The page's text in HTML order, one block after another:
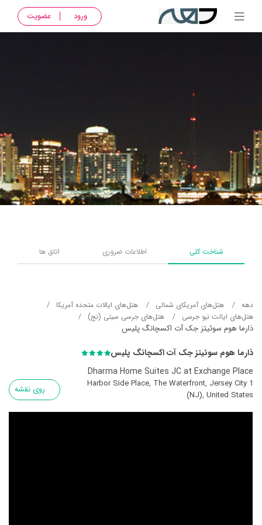
ورود عضویت
شناخت کلی اطلاعات ضروری اتاق ها
دهه هتل‌های آمریکای شمالی
هتل‌های ایالات متحده آمریکا
هتل‌های ایالت نیو جرسی
هتل‌های جرسی سیتی (نج)
ذارما هوم سوئیتز جک آت اکسچانگ پلیس
ذارما هوم سوئیتز جک آت اکسچانگ پلیس
Dharma Home Suites JC at Exchange Place
1 Harbor Side Place, The Waterfront, Jersey City
(NJ), United States
روی نقشه